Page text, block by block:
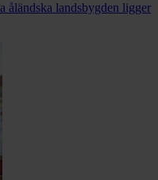
åländska landsbygden ligger